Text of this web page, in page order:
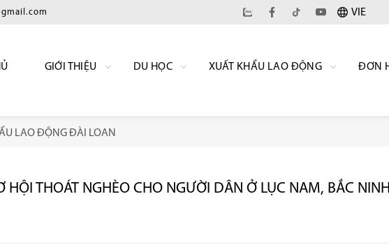
VIE
GIỚI THIỆU DU HỌC XUẤT KHẨU LAO ĐỘNG ĐƠN
LAO ĐỘNG ĐÀI LOAN
HỘI THOÁT NGHÈO CHO NGƯỜI DÂN Ở LỤC NAM, BẮC NINH